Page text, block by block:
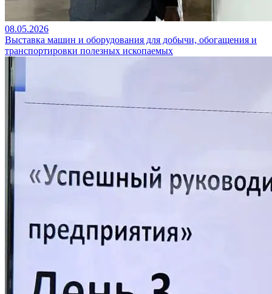
08.05.2026
Выставка машин и оборудования для добычи, обогащения и
транспортировки полезных ископаемых